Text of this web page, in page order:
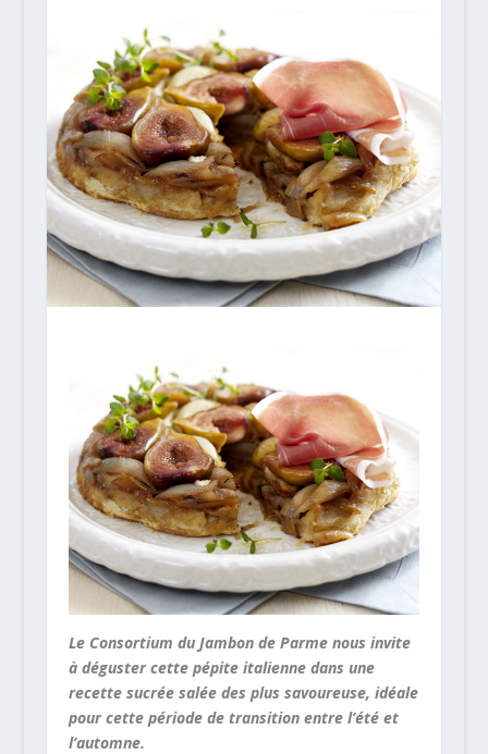
Le Consortium du Jambon de Parme nous invite
à déguster cette pépite italienne dans une
recette sucrée salée des plus savoureuse, idéale
pour cette période de transition entre l’été et
l’automne.